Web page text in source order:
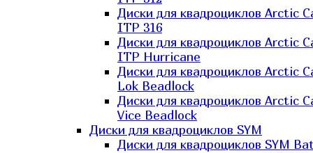
Диски для квадроциклов Arctic
ITP 316
Диски для квадроциклов Arctic
ITP Hurricane
Диски для квадроциклов Arctic
Lok Beadlock
Диски для квадроциклов Arctic
Vice Beadlock
Диски для квадроциклов SYM
Диски для квадроциклов SYM